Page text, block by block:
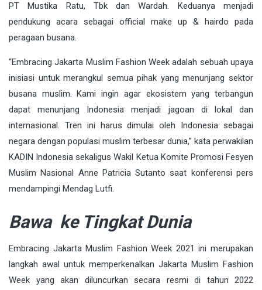
PT Mustika Ratu, Tbk dan Wardah. Keduanya menjadi
pendukung acara sebagai official make up & hairdo pada
peragaan busana.
“Embracing Jakarta Muslim Fashion Week adalah sebuah upaya
inisiasi untuk merangkul semua pihak yang menunjang sektor
busana muslim. Kami ingin agar ekosistem yang terbangun
dapat menunjang Indonesia menjadi jagoan di lokal dan
internasional. Tren ini harus dimulai oleh Indonesia sebagai
negara dengan populasi muslim terbesar dunia,” kata perwakilan
KADIN Indonesia sekaligus Wakil Ketua Komite Promosi Fesyen
Muslim Nasional Anne Patricia Sutanto saat konferensi pers
mendampingi Mendag Lutfi.
Bawa ke Tingkat Dunia
Embracing Jakarta Muslim Fashion Week 2021 ini merupakan
langkah awal untuk memperkenalkan Jakarta Muslim Fashion
Week yang akan diluncurkan secara resmi di tahun 2022